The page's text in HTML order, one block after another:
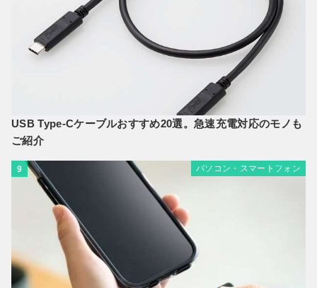
USB Type-Cケーブルおすすめ20選。急速充電対応のモノも
ご紹介
9 パソコン・スマートフォン